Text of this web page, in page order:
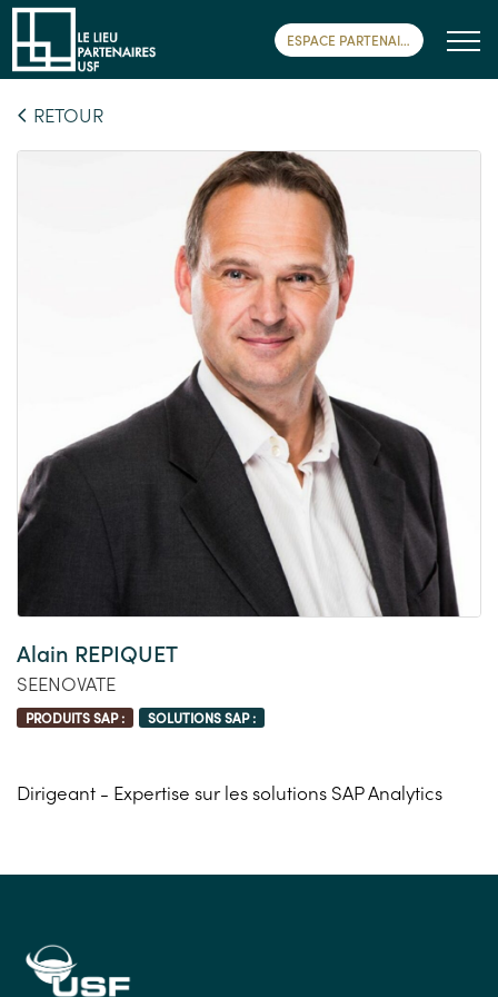
ESPACE PARTENAIRE
RETOUR
Alain REPIQUET
SEENOVATE
PRODUITS SAP : SOLUTIONS SAP :
Dirigeant - Expertise sur les solutions SAP Analytics